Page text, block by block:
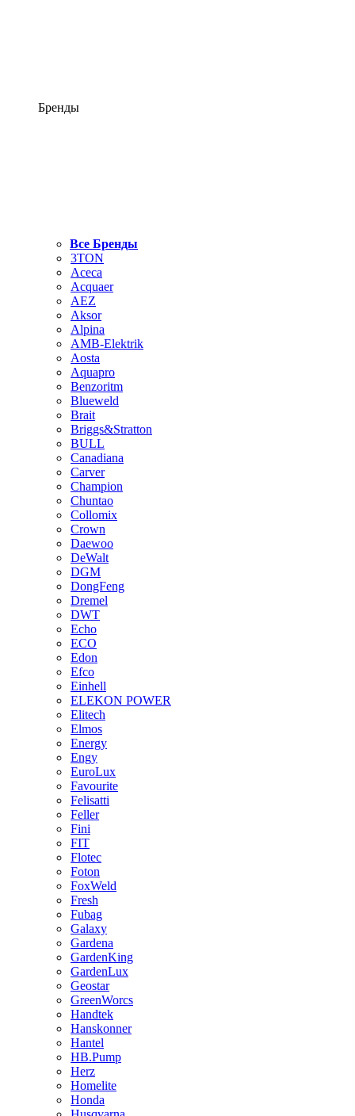
Бренды
Все Бренды
3TON
Aceca
Acquaer
AEZ
Aksor
Alpina
AMB-Elektrik
Aosta
Aquapro
Benzoritm
Blueweld
Brait
Briggs&Stratton
BULL
Canadiana
Carver
Champion
Chuntao
Collomix
Crown
Daewoo
DeWalt
DGM
DongFeng
Dremel
DWT
Echo
ECO
Edon
Efco
Einhell
ELEKON POWER
Elitech
Elmos
Energy
Engy
EuroLux
Favourite
Felisatti
Feller
Fini
FIT
Flotec
Foton
FoxWeld
Fresh
Fubag
Galaxy
Gardena
GardenKing
GardenLux
Geostar
GreenWorcs
Handtek
Hanskonner
Hantel
HB.Pump
Herz
Homelite
Honda